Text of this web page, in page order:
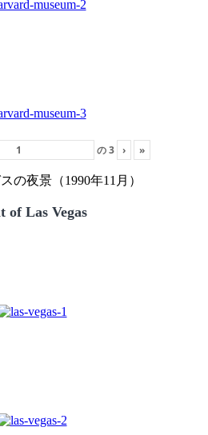
の3 › »
の夜景（1990年11月）
of Las Vegas